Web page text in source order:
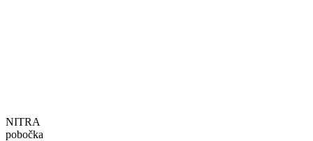
NITRA
pobočka